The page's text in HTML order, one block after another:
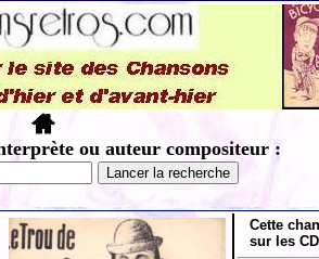
ou auteur compositeur :
Cette
sur les